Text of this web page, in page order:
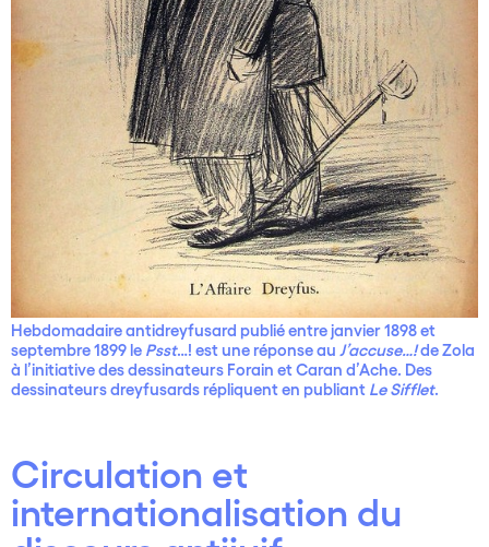
Hebdomadaire antidreyfusard publié entre janvier 1898 et
septembre 1899 le Psst…! est une réponse au J’accuse…!de Zola
à l’initiative des dessinateurs Forain et Caran d’Ache. Des
dessinateurs dreyfusards répliquent en publiant Le Sifflet.
Circulation et
internationalisation du